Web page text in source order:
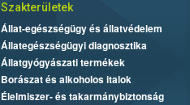
Szakterületek
Állat-egészségügy és állatvédelem
Állategészségügyi diagnosztika
Állatgyógyászati termékek
Borászat és alkoholos italok
Élelmiszer- és takarmánybiztonság